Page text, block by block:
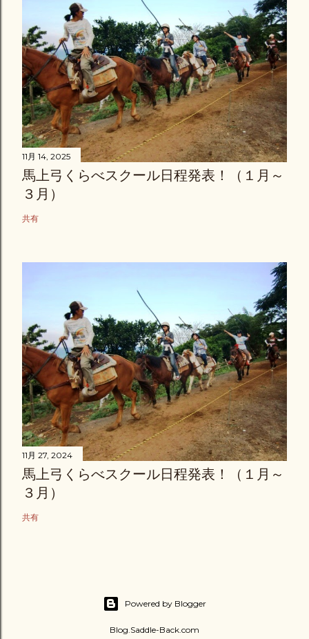
11月 14, 2025
馬上弓くらべスクール日程発表！（１月～
３月）
共有
11月 27, 2024
馬上弓くらべスクール日程発表！（１月～
３月）
共有
Powered by Blogger
Blog.Saddle-Back.com